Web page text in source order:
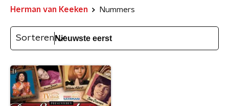
Herman van Keeken Nummers
Sorteren